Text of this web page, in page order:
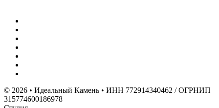
© 2026 • Идеальный Камень • ИНН 772914340462 / ОГРНИП
315774600186978